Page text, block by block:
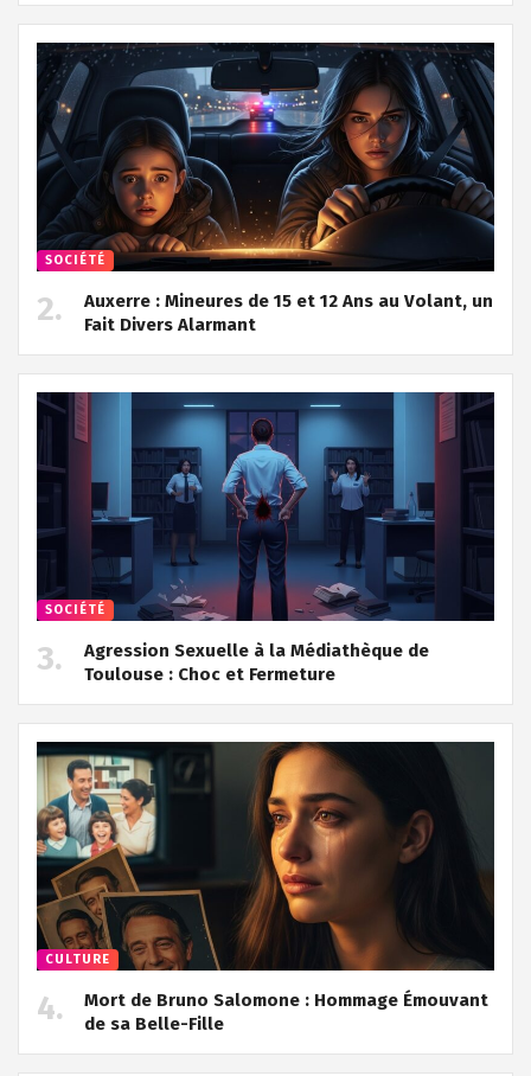
SOCIÉTÉ
Auxerre : Mineures de 15 et 12 Ans au Volant, un
Fait Divers Alarmant
SOCIÉTÉ
Agression Sexuelle à la Médiathèque de
Toulouse : Choc et Fermeture
CULTURE
Mort de Bruno Salomone : Hommage Émouvant
de sa Belle-Fille